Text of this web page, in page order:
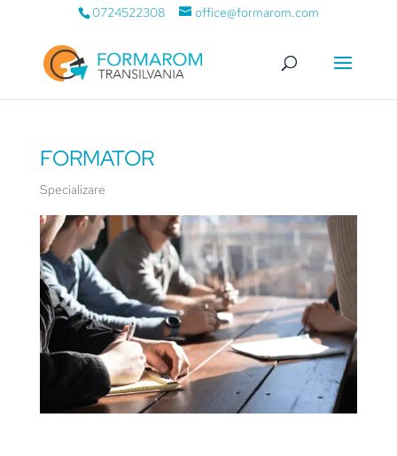
0724522308 office@formarom.com
FORMATOR
Specializare